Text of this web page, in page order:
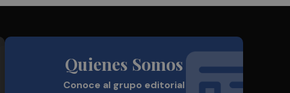
Quienes Somos
Conoce al grupo editorial